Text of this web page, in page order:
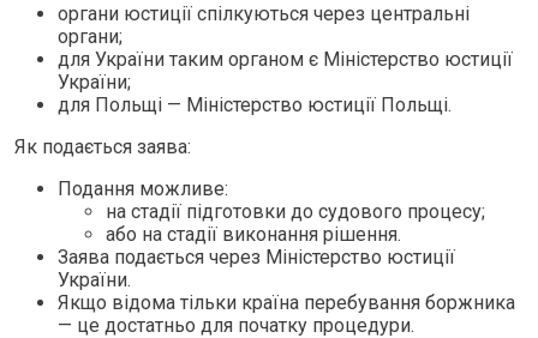
органи юстиції спілкуються через центральні
органи;
для України таким органом є Міністерство юстиції
України;
для Польщі — Міністерство юстиції Польщі.
Як подається заява:
Подання можливе:
на стадії підготовки до судового процесу;
або на стадії виконання рішення.
Заява подається через Міністерство юстиції
України.
Якщо відома тільки країна перебування боржника
— це достатньо для початку процедури.